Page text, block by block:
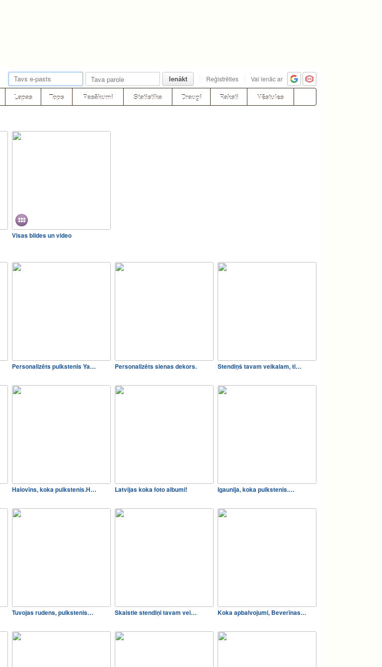
Ienākt Reģistrēties Vai ienāc ar
Lapas Tops Pasākumi Statistika Draugi Raksti Vēstules
Visas bildes un video
Personalizēts pulkstenis Ya… Personalizēts sienas dekors. Stendiņš tavam veikalam, ti…
Halovīns, koka pulkstenis.H… Latvijas koka foto albumi! Igaunija, koka pulkstenis.…
Tuvojas rudens, pulkstenis… Skaistie stendiņi tavam vei… Koka apbalvojumi, Beverīnas…